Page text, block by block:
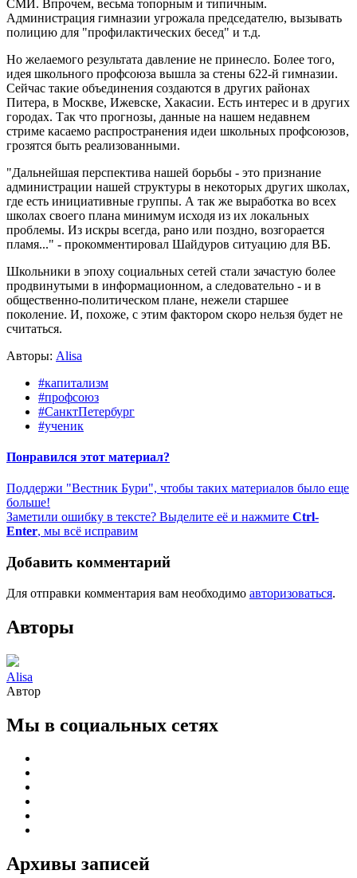
СМИ. Впрочем, весьма топорным и типичным.
Администрация гимназии угрожала председателю, вызывать
полицию для "профилактических бесед" и т.д.
Но желаемого результата давление не принесло. Более того,
идея школьного профсоюза вышла за стены 622-й гимназии.
Сейчас такие объединения создаются в других районах
Питера, в Москве, Ижевске, Хакасии. Есть интерес и в других
городах. Так что прогнозы, данные на нашем недавнем
стриме касаемо распространения идеи школьных профсоюзов,
грозятся быть реализованными.
"Дальнейшая перспектива нашей борьбы - это признание
администрации нашей структуры в некоторых других школах,
где есть инициативные группы. А так же выработка во всех
школах своего плана минимум исходя из их локальных
проблемы. Из искры всегда, рано или поздно, возгорается
пламя..." - прокомментировал Шайдуров ситуацию для ВБ.
Школьники в эпоху социальных сетей стали зачастую более
продвинутыми в информационном, а следовательно - и в
общественно-политическом плане, нежели старшее
поколение. И, похоже, с этим фактором скоро нельзя будет не
считаться.
Авторы: Alisa
#капитализм
#профсоюз
#СанктПетербург
#ученик
Понравился этот материал?
Поддержи "Вестник Бури", чтобы таких материалов было еще
больше!
Заметили ошибку в тексте? Выделите её и нажмите Ctrl-
Enter, мы всё исправим
Добавить комментарий
Для отправки комментария вам необходимо авторизоваться.
Авторы
Alisa
Автор
Мы в социальных сетях
Архивы записей